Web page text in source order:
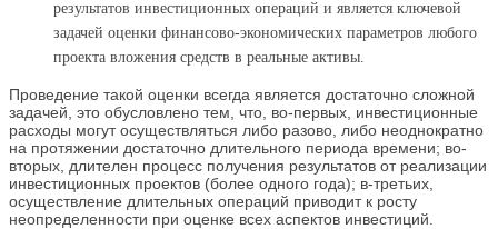
результатов инвестиционных операций и является ключевой
задачей оценки финансово-экономических параметров любого
проекта вложения средств в реальные активы.
Проведение такой оценки всегда является достаточно сложной
задачей, это обусловлено тем, что, во-первых, инвестиционные
расходы могут осуществляться либо разово, либо неоднократно
на протяжении достаточно длительного периода времени; во-
вторых, длителен процесс получения результатов от реализации
инвестиционных проектов (более одного года); в-третьих,
осуществление длительных операций приводит к росту
неопределенности при оценке всех аспектов инвестиций.